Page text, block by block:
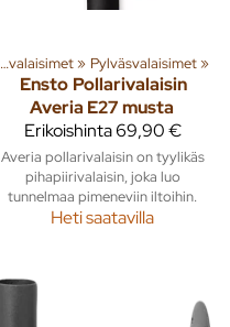
Ulkovalaisimet‪» Pylväsvalaisimet‪»
Ensto Pollarivalaisin
Averia E27 musta
Erikoishinta69,90 €
Averia pollarivalaisin on tyylikäs
pihapiirivalaisin, joka luo
tunnelmaa pimeneviin iltoihin.
Heti saatavilla